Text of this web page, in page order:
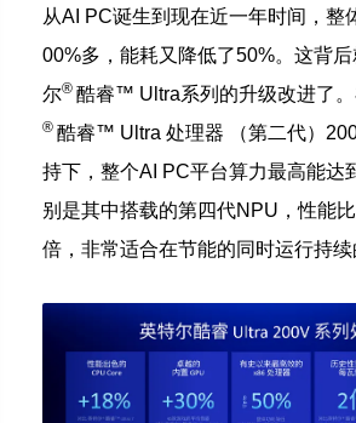
从AI PC诞生到现在近一年时间，整
00%多，能耗又降低了50%。 这背
尔® 酷睿™ Ultra系列的升级改进了。
® 酷睿™ Ultra 处理器 （第二代）
持下，整个AI PC平台算力最高能达
别是其中搭载的第四代NPU，性能
倍，非常适合在节能的同时运行持续